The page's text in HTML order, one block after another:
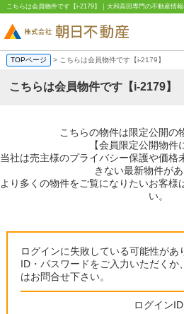
こちらは会員物件です【i-2179】｜大和高田専門の不動産情
TOPページ > こちらは会員物件です【i-2179】
こちらは会員物件です【i-2179】
こちらの物件は限定公開の
【会員限定公開物件
当社は売主様のプライバシー保護や価格
きない最新物件があ
より多くの物件をご覧になりたいお客様
い。
ログインに失敗している可能性があ
ID・パスワードをご入力いただくか
はお問合せ下さい。
ログインID